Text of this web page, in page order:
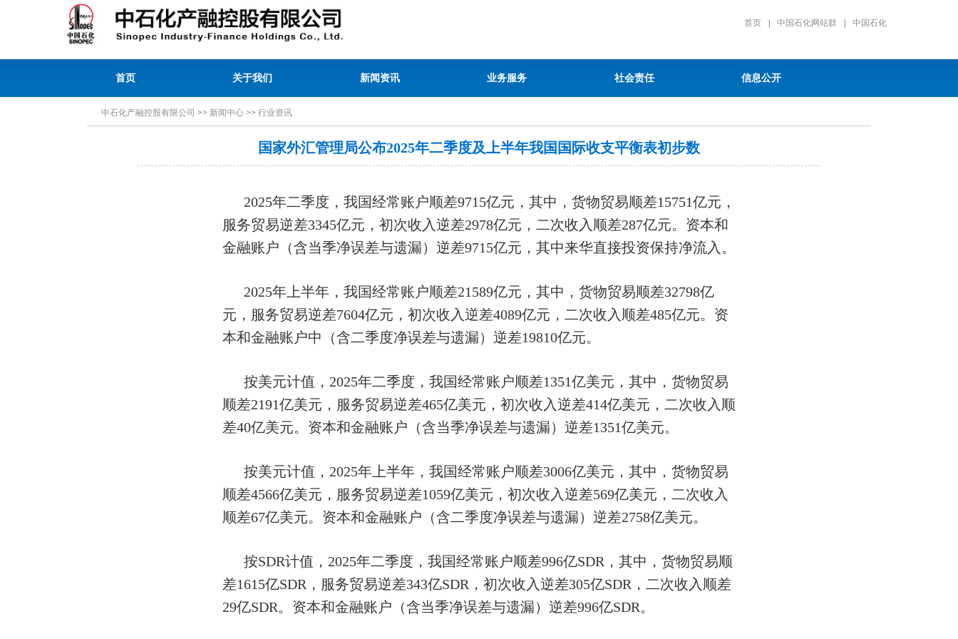
首页 中国石化网站群 中国石化
首页 关于我们 新闻资讯 业务服务 社会责任 信息公开
中石化产融控股有限公司 >> 新闻中心 >> 行业资讯
国家外汇管理局公布2025年二季度及上半年我国国际收支平衡表初步数
2025年二季度，我国经常账户顺差9715亿元，其中，货物贸易顺差15751亿元，
服务贸易逆差3345亿元，初次收入逆差2978亿元，二次收入顺差287亿元。资本和
金融账户（含当季净误差与遗漏）逆差9715亿元，其中来华直接投资保持净流入。
2025年上半年，我国经常账户顺差21589亿元，其中，货物贸易顺差32798亿
元，服务贸易逆差7604亿元，初次收入逆差4089亿元，二次收入顺差485亿元。资
本和金融账户中（含二季度净误差与遗漏）逆差19810亿元。
按美元计值，2025年二季度，我国经常账户顺差1351亿美元，其中，货物贸易
顺差2191亿美元，服务贸易逆差465亿美元，初次收入逆差414亿美元，二次收入顺
差40亿美元。资本和金融账户（含当季净误差与遗漏）逆差1351亿美元。
按美元计值，2025年上半年，我国经常账户顺差3006亿美元，其中，货物贸易
顺差4566亿美元，服务贸易逆差1059亿美元，初次收入逆差569亿美元，二次收入
顺差67亿美元。资本和金融账户（含二季度净误差与遗漏）逆差2758亿美元。
按SDR计值，2025年二季度，我国经常账户顺差996亿SDR，其中，货物贸易顺
差1615亿SDR，服务贸易逆差343亿SDR，初次收入逆差305亿SDR，二次收入顺差
29亿SDR。资本和金融账户（含当季净误差与遗漏）逆差996亿SDR。